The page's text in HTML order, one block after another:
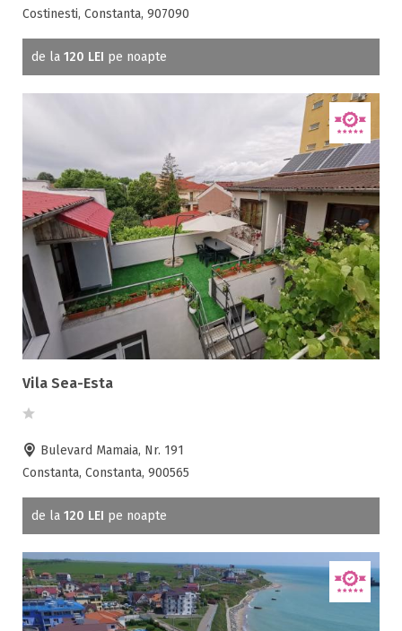
Costinesti, Constanta, 907090
de la 120 LEI pe noapte
Vila Sea-Esta
Bulevard Mamaia, Nr. 191
Constanta, Constanta, 900565
de la 120 LEI pe noapte